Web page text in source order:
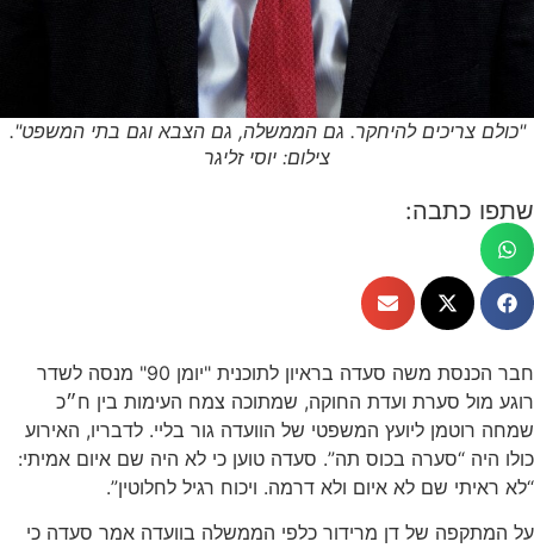
"כולם צריכים להיחקר. גם הממשלה, גם הצבא וגם בתי המשפט".
צילום: יוסי זליגר
שתפו כתבה:
חבר הכנסת משה סעדה בראיון לתוכנית "יומן 90" מנסה לשדר
רוגע מול סערת ועדת החוקה, שמתוכה צמח העימות בין ח״כ
שמחה רוטמן ליועץ המשפטי של הוועדה גור בליי. לדבריו, האירוע
כולו היה “סערה בכוס תה”. סעדה טוען כי לא היה שם איום אמיתי:
“לא ראיתי שם לא איום ולא דרמה. ויכוח רגיל לחלוטין”.
על המתקפה של דן מרידור כלפי הממשלה בוועדה אמר סעדה כי